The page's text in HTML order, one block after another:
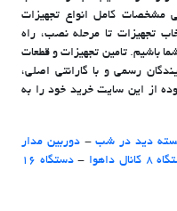
مشخصات کامل انواع تجهیزات
تجهیزات تا مرحله نصب، راه
باشیم. تامین تجهیزات و قطعات
رسمی و با گارانتی اصلی،
از این سایت خرید خود را به
دید در شب-دوربین مدار
کانال داهوا -
دستگاه 16